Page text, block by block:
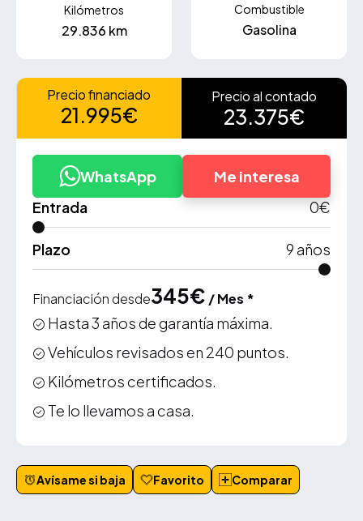
Kilómetros
29.836 km
Combustible
Gasolina
Precio financiado
21.995€
Precio al contado
23.375€
WhatsApp
Me interesa
Entrada
0€
Plazo 9años
Financiación desde345€ / Mes *
Hasta 3 años de garantía máxima.
Vehículos revisados en 240 puntos.
Kilómetros certificados.
Te lo llevamos a casa.
Avísame si baja Favorito Comparar